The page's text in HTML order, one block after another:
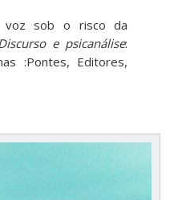
voz sob o risco da
e psicanálise:
:Pontes, Editores,